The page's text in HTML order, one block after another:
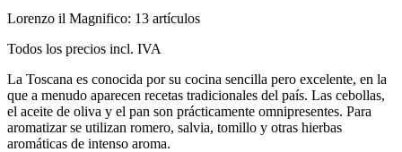
Lorenzo il Magnifico: 13 artículos
Todos los precios incl. IVA
La Toscana es conocida por su cocina sencilla pero excelente, en la
que a menudo aparecen recetas tradicionales del país. Las cebollas,
el aceite de oliva y el pan son prácticamente omnipresentes. Para
aromatizar se utilizan romero, salvia, tomillo y otras hierbas
aromáticas de intenso aroma.